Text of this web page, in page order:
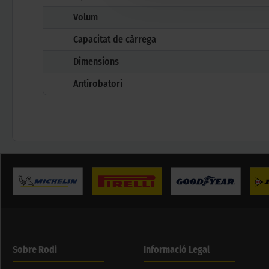
Volum
Capacitat de càrrega
Dimensions
Antirobatori
Sobre Rodi Informació Legal